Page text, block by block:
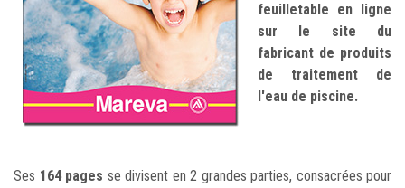
feuilletable en ligne
sur le site du
fabricant de produits
de traitement de
l'eau de piscine.
Ses 164 pages se divisent en 2 grandes parties, consacrées pour